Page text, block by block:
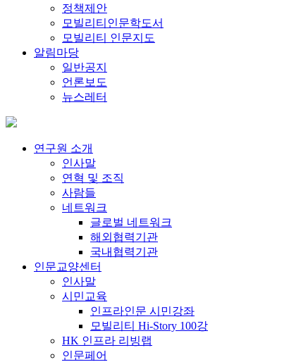
정책제안
모빌리티인문학도서
모빌리티 인문지도
알림마당
일반공지
언론보도
뉴스레터
연구원 소개
인사말
연혁 및 조직
사람들
네트워크
글로벌 네트워크
해외협력기관
국내협력기관
인문교양센터
인사말
시민교육
인프라인문 시민강좌
모빌리티 Hi-Story 100강
HK 인프라 리빙랩
인문페어